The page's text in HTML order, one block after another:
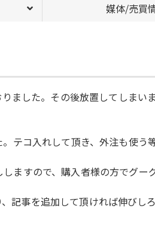
媒体/売買
ました。その後放置してしま
コ入れして頂き、外注も使う
すので、購入者様の方でグー
事を追加して頂ければ伸びし